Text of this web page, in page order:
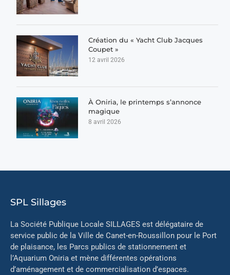
Création du « Yacht Club Jacques
Coupet »
12 avril 2026
À Oniria, le printemps s’annonce
magique
8 avril 2026
SPL Sillages
La Société Publique Locale SILLAGES est délégataire de
service public de la Ville de Canet-en-Roussillon pour le Port
de plaisance, les Parcs publics de stationnement et
l’Aquarium Oniria et mène différentes opérations
d’aménagement et de commercialisation d’espaces.